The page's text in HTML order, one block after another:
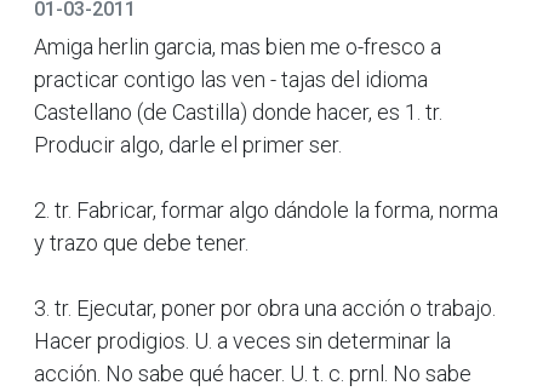
01-03-2011
Amiga herlin garcia, mas bien me o-fresco a
practicar contigo las ven - tajas del idioma
Castellano (de Castilla) donde hacer, es 1. tr.
Producir algo, darle el primer ser.
2. tr. Fabricar, formar algo dándole la forma, norma
y trazo que debe tener.
3. tr. Ejecutar, poner por obra una acción o trabajo.
Hacer prodigios. U. a veces sin determinar la
acción. No sabe qué hacer. U. t. c. prnl. No sabe